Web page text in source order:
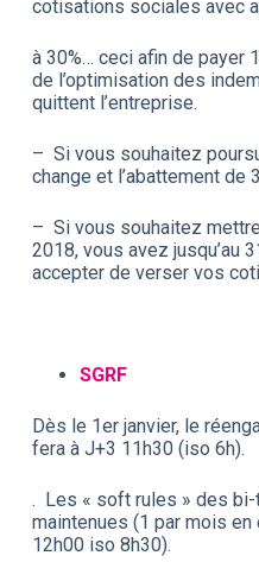
cotisations sociales avec
à 30%… ceci afin de payer
de l’optimisation des
quittent l’entreprise.
– Si vous souhaitez
change et l’abattement de
– Si vous souhaitez
2018, vous avez jusqu’au
accepter de verser vos
SGRF
Dès le 1er janvier, le
fera à J+3 11h30 (iso 6h).
. Les « soft rules » des
maintenues (1 par mois
12h00 iso 8h30).